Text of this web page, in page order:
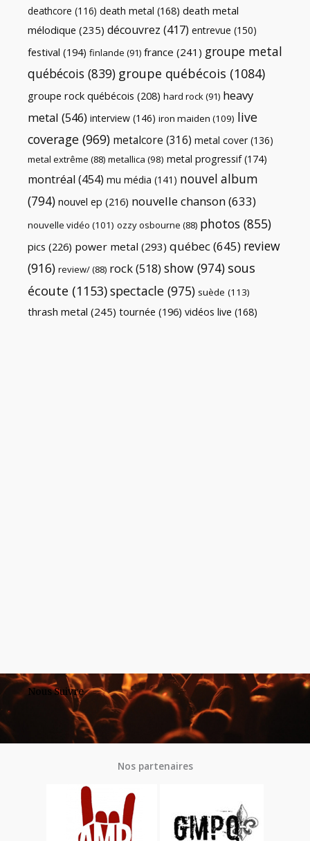
deathcore (116) death metal (168) death metal
mélodique (235) découvrez (417) entrevue (150)
festival (194) finlande (91) france (241) groupe metal
québécois (839) groupe québécois (1084)
groupe rock québécois (208) hard rock(91) heavy
metal (546) interview (146) iron maiden (109) live
coverage (969) metalcore (316) metal cover (136)
metal extrême (88) metallica (98) metal progressif(174)
montréal (454) mu média (141) nouvel album
(794) nouvel ep (216) nouvelle chanson(633)
nouvelle vidéo (101) ozzy osbourne (88) photos (855)
pics (226) power metal (293) québec(645) review
(916) review/(88) rock(518) show (974) sous
écoute (1153)spectacle (975) suède (113)
thrash metal (245) tournée (196) vidéos live (168)
Nous Suivre
Nos partenaires